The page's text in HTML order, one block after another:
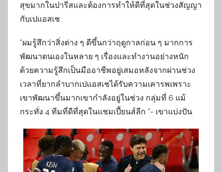
สุขมากในปารีสและต้องการทำให้ดีที่สุดในช่วงสัญญา
กับเปแอสเช
“ผมรู้สึกว่าสิ่งต่าง ๆ ดีขึ้นกว่าฤดูกาลก่อน ๆ มากการ
พัฒนาตนเองในหลาย ๆ เรื่องและทำงานอย่างหนัก
ด้วยความรู้สึกเป็นมืออาชีพอยู่เสมอหลังจากผ่านช่วง
เวลาที่ยากลำบากเปแอสเชได้รับความเคารพเพราะ
เขาพัฒนาขึ้นมากเขากำลังอยู่ในช่วง กลุ่มที่ 6 แม้
กระทั่ง 4 ทีมที่ดีที่สุดในแชมเปี้ยนส์ลีก “- เขาแบ่งปัน